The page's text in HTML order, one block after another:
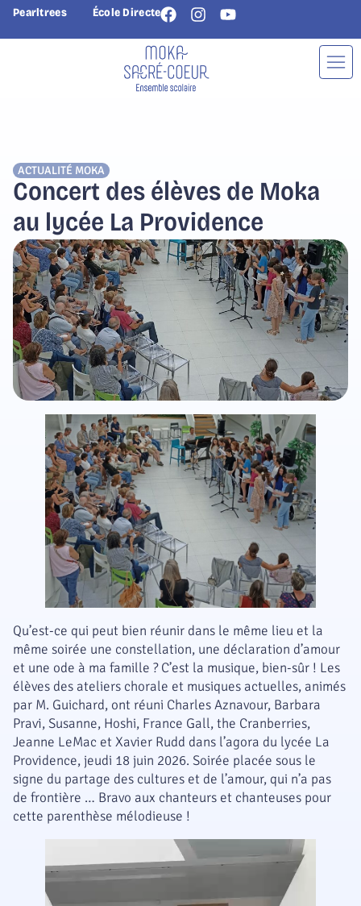
Pearltrees École Directe
ACTUALITÉ MOKA
Concert des élèves de Moka
au lycée La Providence
Qu’est-ce qui peut bien réunir dans le même lieu et la
même soirée une constellation, une déclaration d’amour
et une ode à ma famille ? C’est la musique, bien-sûr ! Les
élèves des ateliers chorale et musiques actuelles, animés
par M. Guichard, ont réuni Charles Aznavour, Barbara
Pravi, Susanne, Hoshi, France Gall, the Cranberries,
Jeanne LeMac et Xavier Rudd dans l’agora du lycée La
Providence, jeudi 18 juin 2026. Soirée placée sous le
signe du partage des cultures et de l’amour, qui n’a pas
de frontière … Bravo aux chanteurs et chanteuses pour
cette parenthèse mélodieuse !